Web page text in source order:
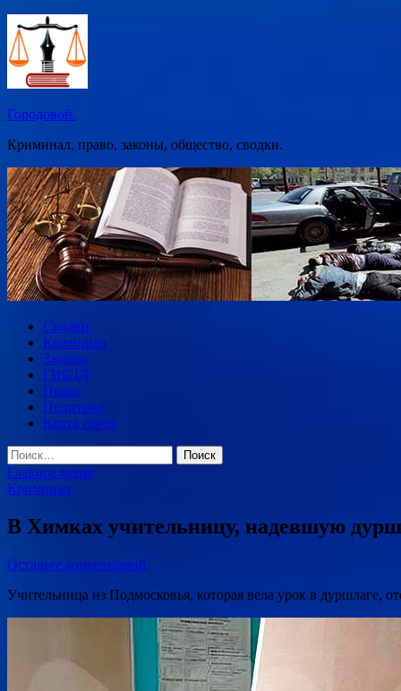
Перейти
содержимому
Городовой.
Криминал, право, законы, общество, сводки.
Сводки
Криминал
Законы
ГИБДД
Право
Политика
Карта сайта
Найти:
Главное меню
Криминал
В Химках учительницу, надевшую
Оставьте комментарий
Учительница из Подмосковья, которая вела урок в дуршлаге,